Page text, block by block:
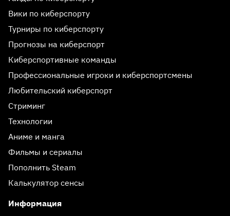
Вики по киберспорту
Турниры по киберспорту
Прогнозы на киберспорт
Киберспортивные команды
Профессиональные игроки и киберспортсмены
Любительский киберспорт
Стриминг
Технологии
Аниме и манга
Фильмы и сериалы
Пополнить Steam
Калькулятор сенсы
Информация